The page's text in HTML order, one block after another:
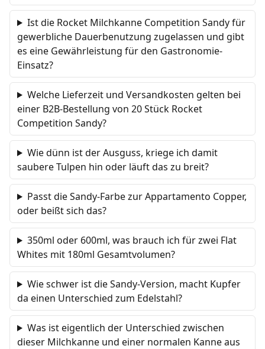
Ist die Rocket Milchkanne Competition Sandy für
gewerbliche Dauerbenutzung zugelassen und gibt
es eine Gewährleistung für den Gastronomie-
Einsatz?
Welche Lieferzeit und Versandkosten gelten bei
einer B2B-Bestellung von 20 Stück Rocket
Competition Sandy?
Wie dünn ist der Ausguss, kriege ich damit
saubere Tulpen hin oder läuft das zu breit?
Passt die Sandy-Farbe zur Appartamento Copper,
oder beißt sich das?
350ml oder 600ml, was brauch ich für zwei Flat
Whites mit 180ml Gesamtvolumen?
Wie schwer ist die Sandy-Version, macht Kupfer
da einen Unterschied zum Edelstahl?
Was ist eigentlich der Unterschied zwischen
dieser Milchkanne und einer normalen Kanne aus